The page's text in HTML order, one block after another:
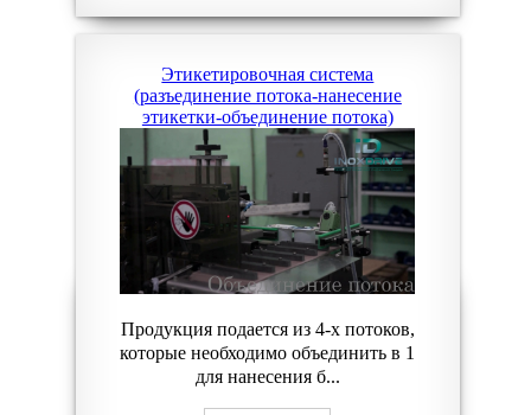
Этикетировочная система
(разъединение потока-нанесение
этикетки-объединение потока)
Продукция подается из 4-х потоков,
которые необходимо объединить в 1
для нанесения б...